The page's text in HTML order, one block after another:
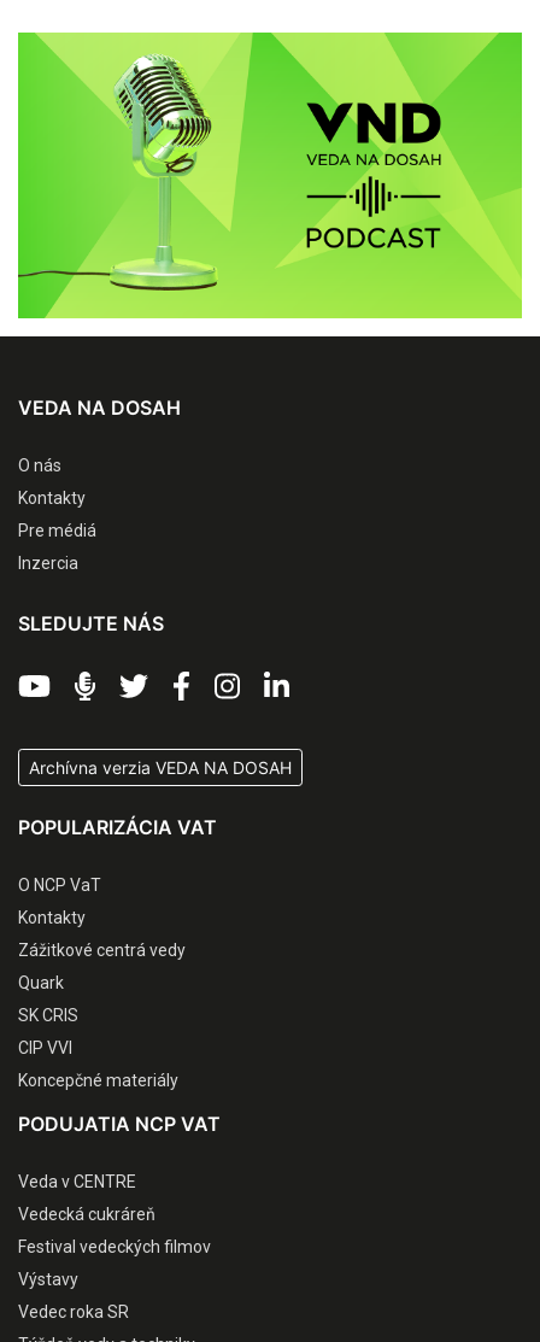
VEDA NA DOSAH
O nás
Kontakty
Pre médiá
Inzercia
SLEDUJTE NÁS
Archívna verzia VEDA NA DOSAH
POPULARIZÁCIA VAT
O NCP VaT
Kontakty
Zážitkové centrá vedy
Quark
SK CRIS
CIP VVI
Koncepčné materiály
PODUJATIA NCP VAT
Veda v CENTRE
Vedecká cukráreň
Festival vedeckých filmov
Výstavy
Vedec roka SR